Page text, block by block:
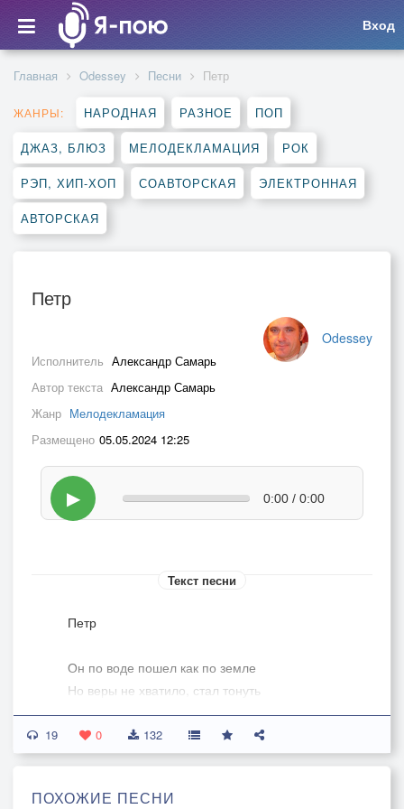
Вход
Главная Odessey Песни Петр
ЖАНРЫ: НАРОДНАЯ РАЗНОЕ ПОП
ДЖАЗ, БЛЮЗ МЕЛОДЕКЛАМАЦИЯ РОК
РЭП, ХИП-ХОП СОАВТОРСКАЯ ЭЛЕКТРОННАЯ
АВТОРСКАЯ
Петр
Odessey
Исполнитель Александр Самарь
Автор текста Александр Самарь
Жанр Мелодекламация
Размещено 05.05.2024 12:25
▶ 0:00 / 0:00
Текст песни
Петр
Он по воде пошел как по земле
Но веры не хватило, стал тонуть
И утонул бы, если бы ему
Друг не замедлил руку протянуть
В неё поверил и вступил на путь
19 0 132
ПОХОЖИЕ ПЕСНИ